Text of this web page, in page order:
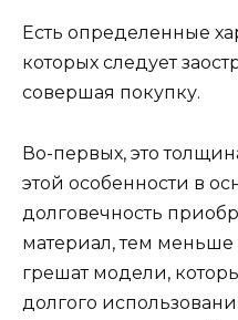
Есть определенные
которых следует
совершая покупку.
Во-первых, это
этой особенности в
долговечность
материал, тем
грешат модели,
долгого